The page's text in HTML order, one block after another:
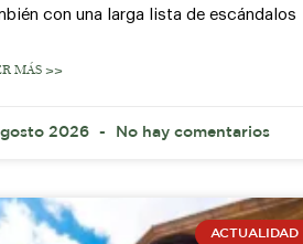
con una larga lista de escándalos
MÁS >>
2026 No hay comentarios
ACTUALIDAD